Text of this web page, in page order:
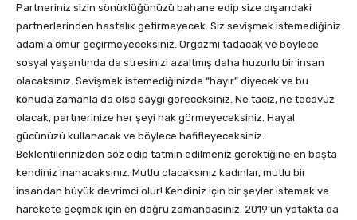
Partneriniz sizin sönüklüğünüzü bahane edip size dışarıdaki
partnerlerinden hastalık getirmeyecek. Siz sevişmek istemediğiniz
adamla ömür geçirmeyeceksiniz. Orgazmı tadacak ve böylece
sosyal yaşantında da stresinizi azaltmış daha huzurlu bir insan
olacaksınız. Sevişmek istemediğinizde “hayır” diyecek ve bu
konuda zamanla da olsa saygı göreceksiniz. Ne taciz, ne tecavüz
olacak, partnerinize her şeyi hak görmeyeceksiniz. Hayal
gücünüzü kullanacak ve böylece hafifleyeceksiniz.
Beklentilerinizden söz edip tatmin edilmeniz gerektiğine en başta
kendiniz inanacaksınız. Mutlu olacaksınız kadınlar, mutlu bir
insandan büyük devrimci olur! Kendiniz için bir şeyler istemek ve
harekete geçmek için en doğru zamandasınız. 2019’un yatakta da